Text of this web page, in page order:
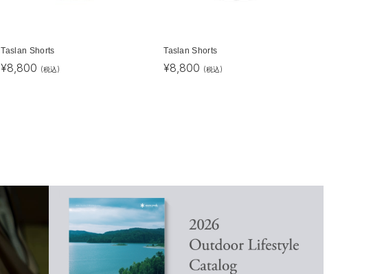
Taslan Shorts
¥8,800 (税込)
Taslan Shorts
¥8,800 (税込)